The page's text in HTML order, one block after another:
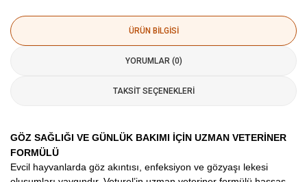
ÜRÜN BILGISI
YORUMLAR (0)
TAKSIT SEÇENEKLERI
GÖZ SAĞLIĞI VE GÜNLÜK BAKIMI İÇİN UZMAN VETERİNER
FORMÜLÜ
Evcil hayvanlarda göz akıntısı, enfeksiyon ve gözyaşı lekesi